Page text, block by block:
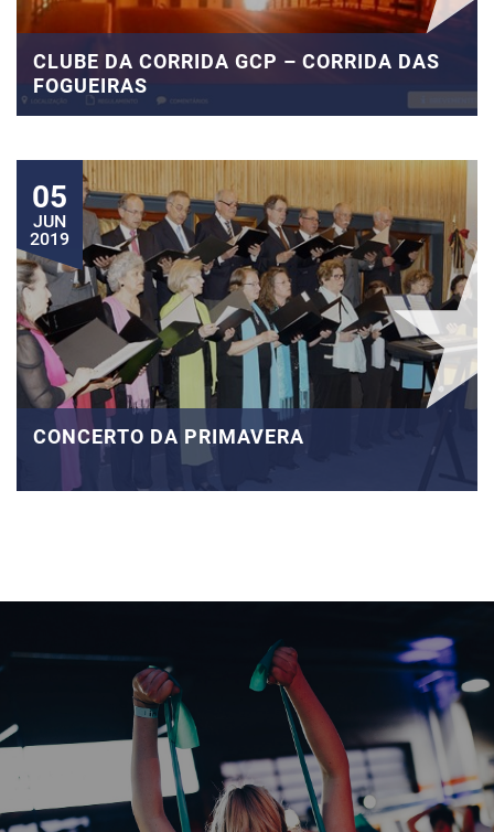
CLUBE DA CORRIDA GCP – CORRIDA DAS
FOGUEIRAS
05
JUN
2019
CONCERTO DA PRIMAVERA